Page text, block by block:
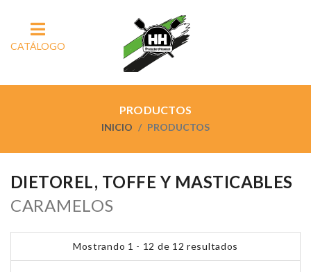
CATÁLOGO
PRODUCTOS
INICIO PRODUCTOS
DIETOREL, TOFFE Y MASTICABLES
CARAMELOS
Mostrando 1 - 12 de 12 resultados